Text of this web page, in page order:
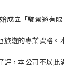
成立「駿景遊有
遊的專業資格
，本公司不以